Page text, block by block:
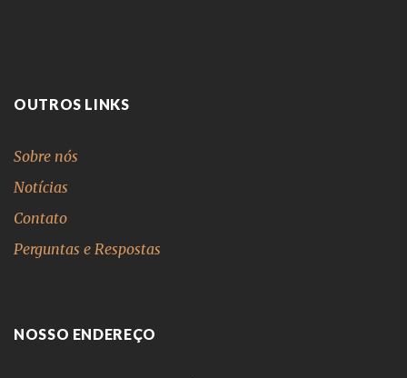
OUTROS LINKS
Sobre nós
Notícias
Contato
Perguntas e Respostas
NOSSO ENDEREÇO